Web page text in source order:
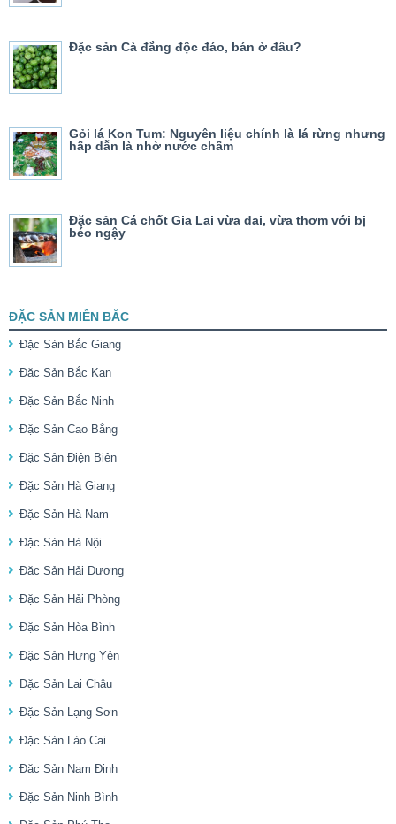
Đặc sản Cà đắng độc đáo, bán ở đâu?
Gỏi lá Kon Tum: Nguyên liệu chính là lá rừng nhưng
hấp dẫn là nhờ nước chấm
Đặc sản Cá chốt Gia Lai vừa dai, vừa thơm với bị
béo ngậy
ĐẶC SẢN MIỀN BẮC
Đặc Sản Bắc Giang
Đặc Sản Bắc Kạn
Đặc Sản Bắc Ninh
Đặc Sản Cao Bằng
Đặc Sản Điện Biên
Đặc Sản Hà Giang
Đặc Sản Hà Nam
Đặc Sản Hà Nội
Đặc Sản Hải Dương
Đặc Sản Hải Phòng
Đặc Sản Hòa Bình
Đặc Sản Hưng Yên
Đặc Sản Lai Châu
Đặc Sản Lạng Sơn
Đặc Sản Lào Cai
Đặc Sản Nam Định
Đặc Sản Ninh Bình